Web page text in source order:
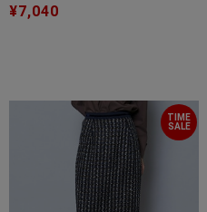
¥7,040
TIME
SALE